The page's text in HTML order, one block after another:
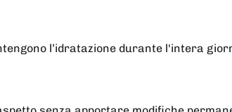
l’idratazione durante l'intera